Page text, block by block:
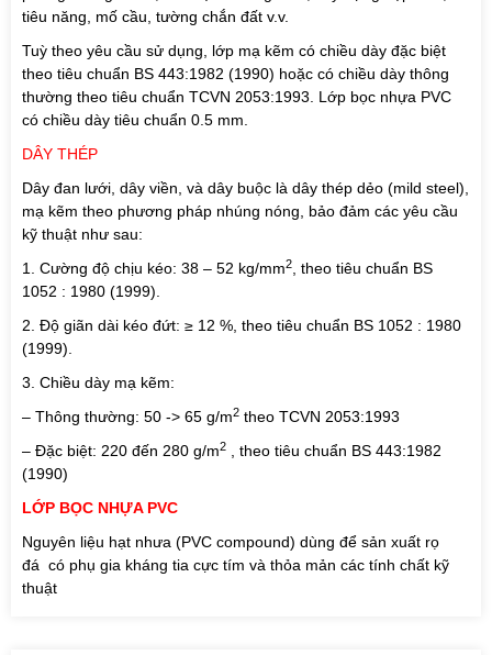
tiêu năng, mố cầu, tường chắn đất v.v.
Tuỳ theo yêu cầu sử dụng, lớp mạ kẽm có chiều dày đặc biệt
theo tiêu chuẩn BS 443:1982 (1990) hoặc có chiều dày thông
thường theo tiêu chuẩn TCVN 2053:1993. Lớp bọc nhựa PVC
có chiều dày tiêu chuẩn 0.5 mm.
DÂY THÉP
Dây đan lưới, dây viền, và dây buộc là dây thép dẻo (mild steel),
mạ kẽm theo phương pháp nhúng nóng, bảo đảm các yêu cầu
kỹ thuật như sau:
1. Cường độ chịu kéo: 38 – 52 kg/mm2
, theo tiêu chuẩn BS
1052 : 1980 (1999).
2. Độ giãn dài kéo đứt: ≥ 12 %, theo tiêu chuẩn BS 1052 : 1980
(1999).
3. Chiều dày mạ kẽm:
– Thông thường: 50 -> 65 g/m2 theo TCVN 2053:1993
– Đặc biệt: 220 đến 280 g/m2
, theo tiêu chuẩn BS 443:1982
(1990)
LỚP BỌC NHỰA PVC
Nguyên liệu hạt nhưa (PVC compound) dùng để sản xuất rọ
đá có phụ gia kháng tia cực tím và thỏa mản các tính chất kỹ
thuật